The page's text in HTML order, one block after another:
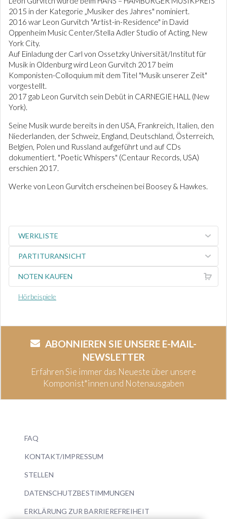
2015 in der Kategorie „Musiker des Jahres" nominiert.
2016 war Leon Gurvitch "Artist-in-Residence" in David
Oppenheim Music Center/Stella Adler Studio of Acting, New
York City.
Auf Einladung der Carl von Ossetzky Universität/Institut für
Musik in Oldenburg wird Leon Gurvitch 2017 beim
Komponisten-Colloquium mit dem Titel "Musik unserer Zeit"
vorgestellt.
2017 gab Leon Gurvitch sein Debüt in CARNEGIE HALL (New
York).
Seine Musik wurde bereits in den USA, Frankreich, Italien, den
Niederlanden, der Schweiz, England, Deutschland, Österreich,
Belgien, Polen und Russland aufgeführt und auf CDs
dokumentiert. "Poetic Whispers" (Centaur Records, USA)
erschien 2017.
Werke von Leon Gurvitch erscheinen bei Boosey & Hawkes.
WERKLISTE
PARTITURANSICHT
NOTEN KAUFEN
Hörbeispiele
ABONNIEREN SIE UNSERE E-MAIL-
NEWSLETTER
Erfahren Sie immer das Neueste über unsere
Komponist*innen und Notenausgaben
FAQ
KONTAKT/IMPRESSUM
STELLEN
DATENSCHUTZBESTIMMUNGEN
ERKLÄRUNG ZUR BARRIEREFREIHEIT